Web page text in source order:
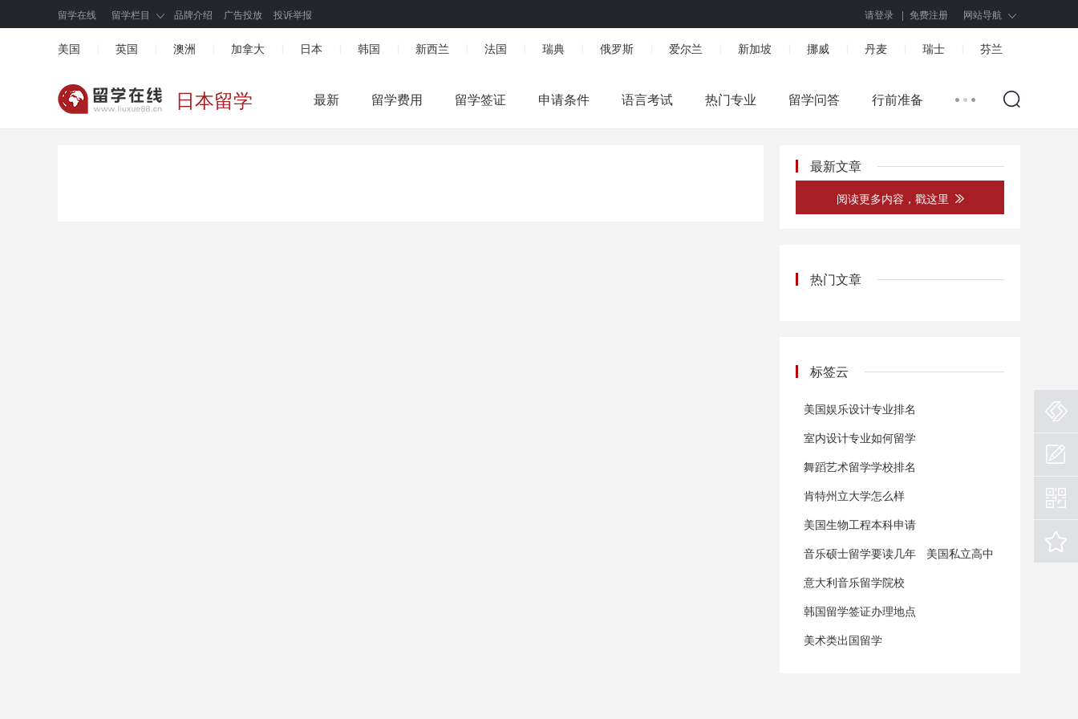
留学在线 留学栏目 品牌介绍 广告投放 投诉举报 请登录 | 免费注册 网站导航
美国 英国 澳洲 加拿大 日本 韩国 新西兰 法国 瑞典 俄罗斯 爱尔兰 新加坡 挪威 丹麦 瑞士 芬兰
日本留学 最新 留学费用 留学签证 申请条件 语言考试 热门专业 留学问答 行前准备
最新文章
阅读更多内容，戳这里
热门文章
标签云
美国娱乐设计专业排名
室内设计专业如何留学
舞蹈艺术留学学校排名
肯特州立大学怎么样
美国生物工程本科申请
音乐硕士留学要读几年
美国私立高中
意大利音乐留学院校
韩国留学签证办理地点
美术类出国留学